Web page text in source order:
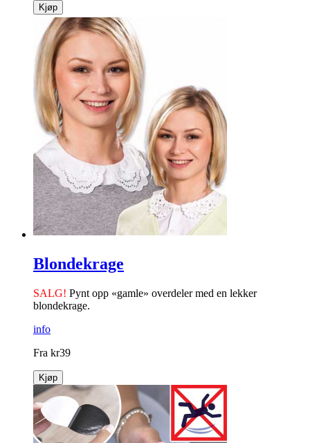
Kjøp
Blondekrage
SALG! Pynt opp «gamle» overdeler med en lekker
blondekrage.
info
Fra kr39
Kjøp